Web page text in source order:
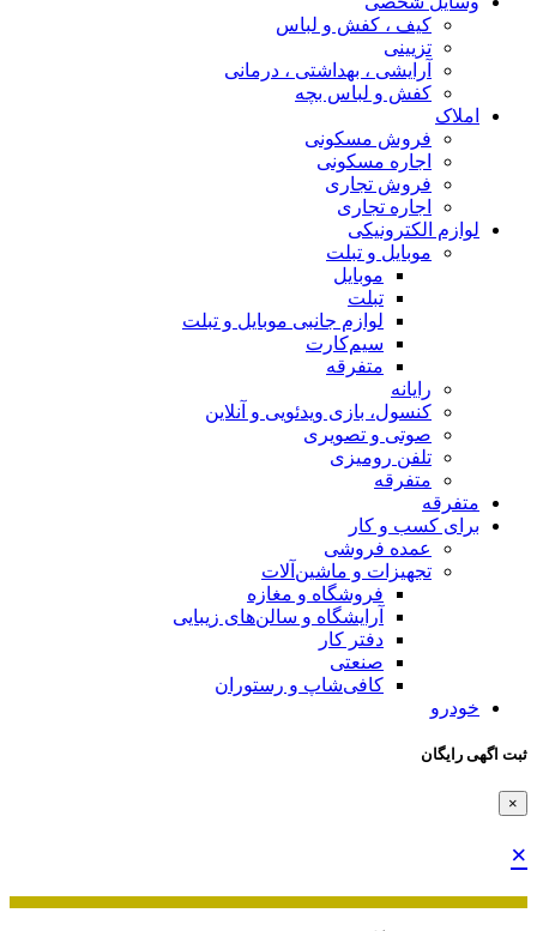
کیف ، کفش و لباس
تزیینی
آرایشی ، بهداشتی ، درمانی
کفش و لباس بچه
املاک
فروش مسکونی
اجاره مسکونی
فروش تجاری
اجاره تجاری
لوازم الکترونیکی
موبایل و تبلت
موبایل
تبلت
لوازم جانبی موبایل و تبلت
سیم‌کارت
متفرقه
رایانه
کنسول، بازی‌ ویدئویی و آنلاین
صوتی و تصویری
تلفن رومیزی
متفرقه
متفرقه
برای کسب و کار
عمده فروشی
تجهیزات و ماشین‌آلات
فروشگاه و مغازه
آرایشگاه و سالن‌های زیبایی
دفتر کار
صنعتی
کافی‌شاپ و رستوران
خودرو
ثبت اگهی رایگان
×
×